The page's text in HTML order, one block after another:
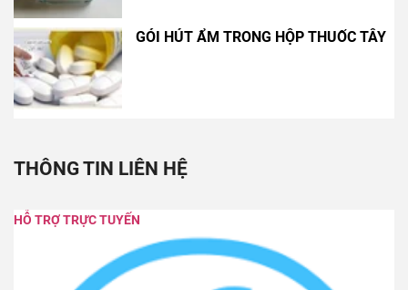
GÓI HÚT ẨM TRONG HỘP THUỐC TÂY
THÔNG TIN LIÊN HỆ
HỖ TRỢ TRỰC TUYẾN